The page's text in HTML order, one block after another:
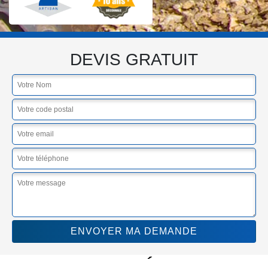
DEVIS GRATUIT